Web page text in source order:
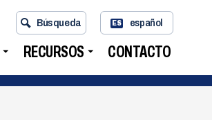
RECURSOS CONTACTO
Búsqueda ES español